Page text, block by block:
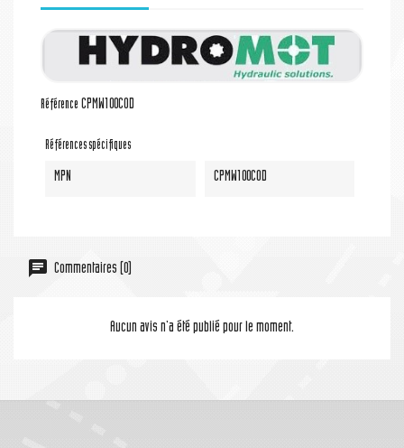
Référence CPMW100COD
Références spécifiques
MPN CPMW100COD
Commentaires (0)
Aucun avis n'a été publié pour le moment.